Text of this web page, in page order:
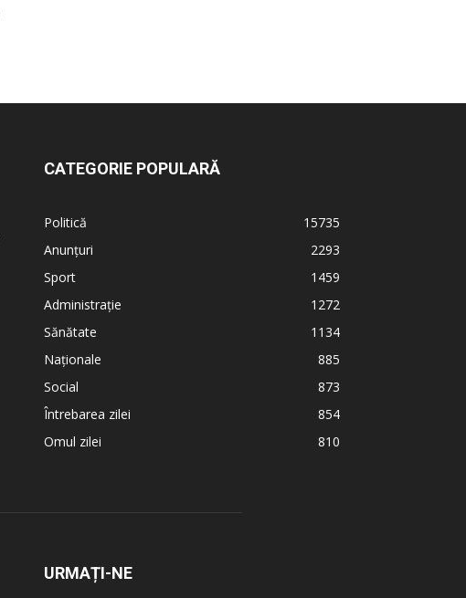
CATEGORIE POPULARĂ
Politică
15735
Anunțuri
2293
Sport
1459
Administrație
1272
Sănătate
1134
Naționale
885
Social
873
Întrebarea zilei
854
Omul zilei
810
URMAȚI-NE